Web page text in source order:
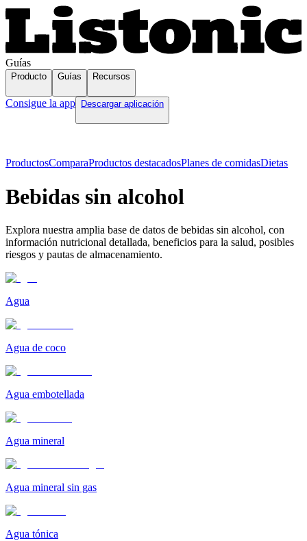
Guías
Producto Guías Recursos
Consigue la app Descargar aplicación
ProductosComparaProductos destacadosPlanes de comidasDietas
Bebidas sin alcohol
Explora nuestra amplia base de datos de bebidas sin alcohol, con
información nutricional detallada, beneficios para la salud, posibles
riesgos y pautas de almacenamiento.
Agua
Agua de coco
Agua embotellada
Agua mineral
Agua mineral sin gas
Agua tónica